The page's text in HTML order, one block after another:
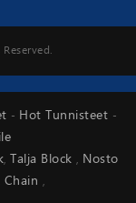
- Hot Tunnisteet -
, Talja Block , Nosto
,